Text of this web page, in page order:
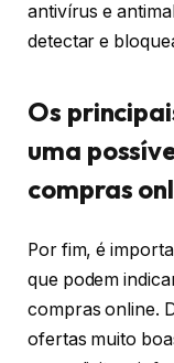
antivírus e
detectar e
Os
uma
compras
Por fim, é
que podem
compras online.
ofertas muito